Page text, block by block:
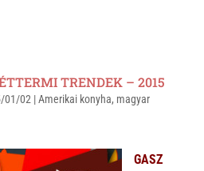
TRENDEK – 2015
01/02|Amerikai konyha, magyar
GASZ